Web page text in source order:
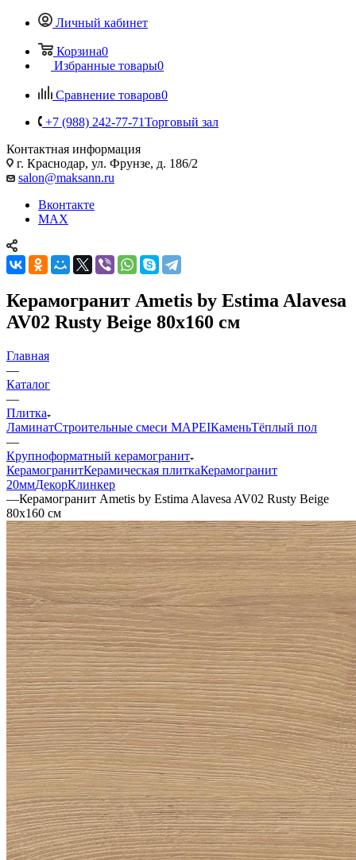
Личный кабинет
Корзина0
Избранные товары0
Сравнение товаров0
+7 (988) 242-77-71Торговый зал
Контактная информация
г. Краснодар, ул. Фрунзе, д. 186/2
salon@maksann.ru
Вконтакте
MAX
Керамогранит Ametis by Estima Alavesa
AV02 Rusty Beige 80x160 см
Главная
—
Каталог
—
Плитка
ЛаминатСтроительные смеси MAPEIКаменьТёплый пол
—
Крупноформатный керамогранит
КерамогранитКерамическая плиткаКерамогранит
20ммДекорКлинкер
—Керамогранит Ametis by Estima Alavesa AV02 Rusty Beige
80x160 см